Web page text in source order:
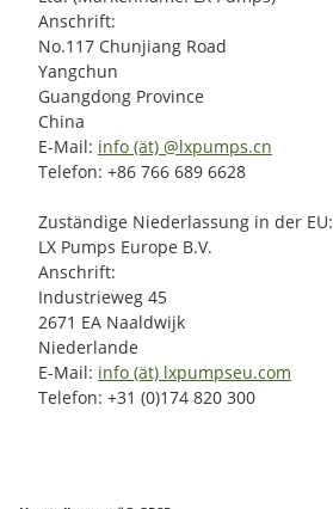
Anschrift:
No.117 Chunjiang Road
Yangchun
Guangdong Province
China
E-Mail: info (ät) @lxpumps.cn
Telefon: +86 766 689 6628
Zuständige Niederlassung in der EU:
LX Pumps Europe B.V.
Anschrift:
Industrieweg 45
2671 EA Naaldwijk
Niederlande
E-Mail: info (ät) lxpumpseu.com
Telefon: +31 (0)174 820 300